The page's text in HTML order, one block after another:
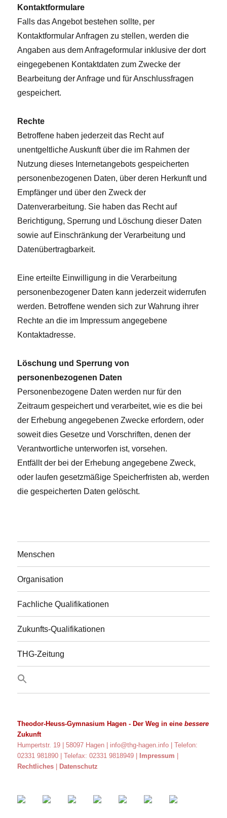
Kontaktformulare
Falls das Angebot bestehen sollte, per
Kontaktformular Anfragen zu stellen, werden die
Angaben aus dem Anfrageformular inklusive der dort
eingegebenen Kontaktdaten zum Zwecke der
Bearbeitung der Anfrage und für Anschlussfragen
gespeichert.
Rechte
Betroffene haben jederzeit das Recht auf
unentgeltliche Auskunft über die im Rahmen der
Nutzung dieses Internetangebots gespeicherten
personenbezogenen Daten, über deren Herkunft und
Empfänger und über den Zweck der
Datenverarbeitung. Sie haben das Recht auf
Berichtigung, Sperrung und Löschung dieser Daten
sowie auf Einschränkung der Verarbeitung und
Datenübertragbarkeit.
Eine erteilte Einwilligung in die Verarbeitung
personenbezogener Daten kann jederzeit widerrufen
werden. Betroffene wenden sich zur Wahrung ihrer
Rechte an die im Impressum angegebene
Kontaktadresse.
Löschung und Sperrung von
personenbezogenen Daten
Personenbezogene Daten werden nur für den
Zeitraum gespeichert und verarbeitet, wie es die bei
der Erhebung angegebenen Zwecke erfordern, oder
soweit dies Gesetze und Vorschriften, denen der
Verantwortliche unterworfen ist, vorsehen.
Entfällt der bei der Erhebung angegebene Zweck,
oder laufen gesetzmäßige Speicherfristen ab, werden
die gespeicherten Daten gelöscht.
Menschen
Organisation
Fachliche Qualifikationen
Zukunfts-Qualifikationen
THG-Zeitung
Theodor-Heuss-Gymnasium Hagen - Der Weg in einebessere
Zukunft
Humpertstr. 19 | 58097 Hagen | info@thg-hagen.info
| Telefon:
02331 981890 | Telefax: 02331 9818949 |
Impressum
Rechtliches
Datenschutz